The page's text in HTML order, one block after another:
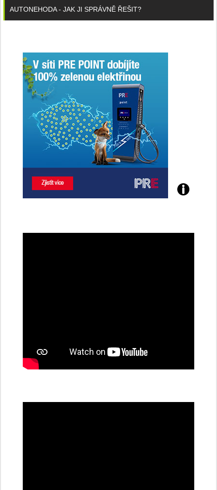
AUTONEHODA - JAK JI SPRÁVNĚ ŘEŠIT?
Poznejte